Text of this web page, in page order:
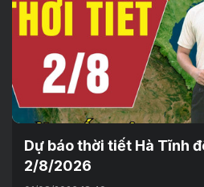
Dự báo thời tiết Hà Tĩnh
2/8/2026